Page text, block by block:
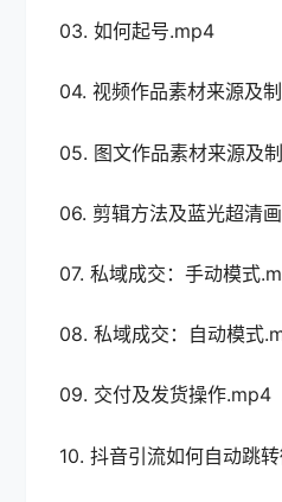
03. 如何起号.mp4
04. 视频作品素材来源及
05. 图文作品素材来源及
06. 剪辑方法及蓝光超清
07. 私域成交：手动模式
08. 私域成交：自动模式
09. 交付及发货操作.mp4
10. 抖音引流如何自动跳